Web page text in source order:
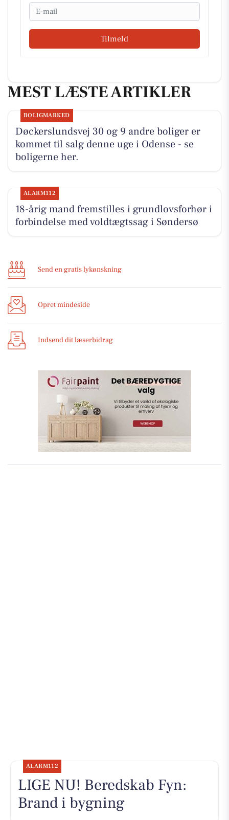
Email
Tilmeld
MEST LÆSTE ARTIKLER
BOLIGMARKED
Døckerslundsvej 30 og 9 andre boliger er
kommet til salg denne uge i Odense - se
boligerne her.
ALARM112
18-årig mand fremstilles i grundlovsforhør i
forbindelse med voldtægtssag i Søndersø
Send en gratis lykønskning
Opret mindeside
Indsend dit læserbidrag
ALARM112
LIGE NU! Beredskab Fyn:
Brand i bygning